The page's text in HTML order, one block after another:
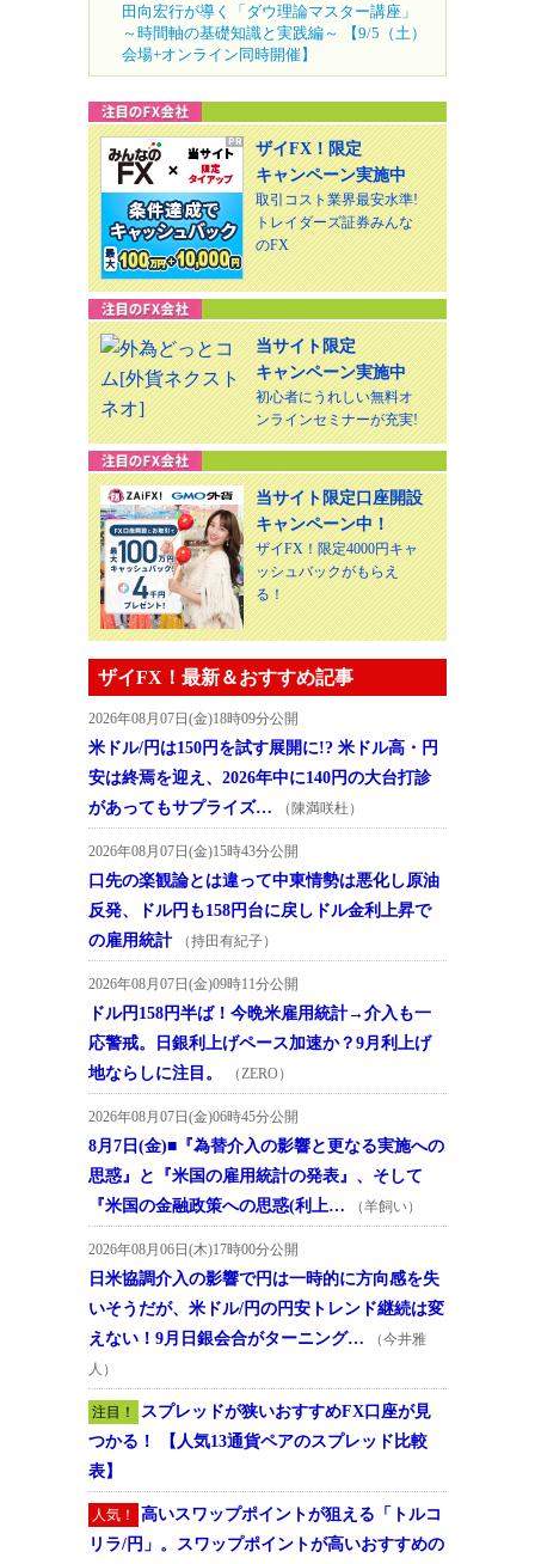
田向宏行が導く「ダウ理論マスター講座」
～時間軸の基礎知識と実践編～ 【9/5（土）
会場+オンライン同時開催】
ザイFX！限定
キャンペーン実施中
取引コスト業界最安水準!
トレイダーズ証券みんな
のFX
当サイト限定
キャンペーン実施中
初心者にうれしい無料オ
ンラインセミナーが充実!
当サイト限定口座開設
キャンペーン中！
ザイFX！限定4000円キャ
ッシュバックがもらえ
る！
ザイFX！最新＆おすすめ記事
2026年08月07日(金)18時09分公開
米ドル/円は150円を試す展開に!? 米ドル高・円
安は終焉を迎え、2026年中に140円の大台打診
があってもサプライズ…
（陳満咲杜）
2026年08月07日(金)15時43分公開
口先の楽観論とは違って中東情勢は悪化し原油
反発、ドル円も158円台に戻しドル金利上昇で
の雇用統計
（持田有紀子）
2026年08月07日(金)09時11分公開
ドル円158円半ば！今晩米雇用統計→介入も一
応警戒。日銀利上げペース加速か？9月利上げ
地ならしに注目。
（ZERO）
2026年08月07日(金)06時45分公開
8月7日(金)■『為替介入の影響と更なる実施への
思惑』と『米国の雇用統計の発表』、そして
『米国の金融政策への思惑(利上…
（羊飼い）
2026年08月06日(木)17時00分公開
日米協調介入の影響で円は一時的に方向感を失
いそうだが、米ドル/円の円安トレンド継続は変
えない！9月日銀会合がターニング…
（今井雅
人）
注目！
スプレッドが狭いおすすめFX口座が見
つかる！ 【人気13通貨ペアのスプレッド比較
表】
人気！
高いスワップポイントが狙える「トルコ
リラ/円」。スワップポイントが高いおすすめの